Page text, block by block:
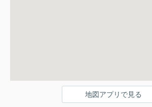
地図アプリで見る